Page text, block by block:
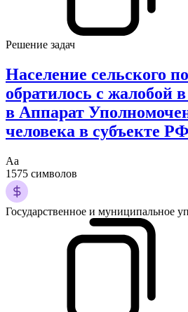
Решение задач
Население сельского
обратилось с жалобой
в Аппарат
человека в субъекте РФ
Аа
1575 символов
Государственное и муниципальное